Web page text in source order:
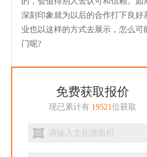
深刻印象就为以后的合作打下良好
业也以这样的方式去展示，怎么可
门呢?
免费获取报价
现已累计有 19521位获取